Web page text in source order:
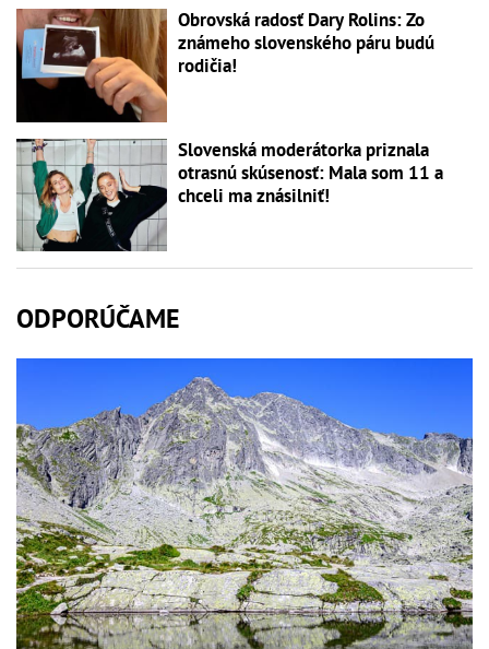
Obrovská radosť Dary Rolins: Zo
známeho slovenského páru budú
rodičia!
Slovenská moderátorka priznala
otrasnú skúsenosť: Mala som 11 a
chceli ma znásilniť!
ODPORÚČAME